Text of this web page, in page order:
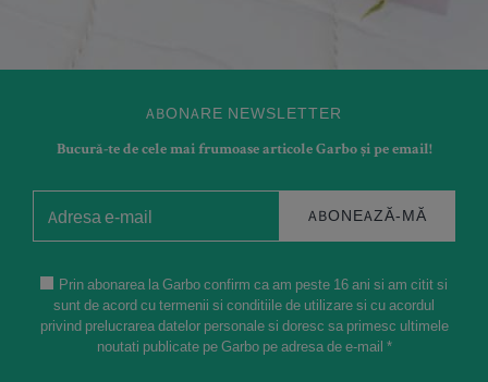
ABONARE NEWSLETTER
Bucură-te de cele mai frumoase articole Garbo și pe email!
ABONEAZĂ-MĂ
Prin abonarea la Garbo confirm ca am peste 16 ani si am citit si
sunt de acord cu termenii si conditiile de utilizare si cu acordul
privind prelucrarea datelor personale si doresc sa primesc ultimele
noutati publicate pe Garbo pe adresa de e-mail *